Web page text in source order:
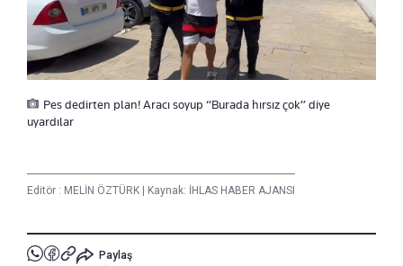
Pes dedirten plan! Aracı soyup “Burada hırsız çok” diye
uyardılar
Editör : MELİN ÖZTÜRK Kaynak: İHLAS HABER AJANSI
Paylaş